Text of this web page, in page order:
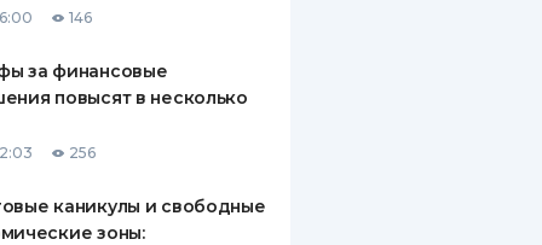
ПОЛИСЫ
КОМПАНИИ
О СТРАХОВЫХ
146
за финансовые
повысят в несколько
256
каникулы и свободные
зоны: